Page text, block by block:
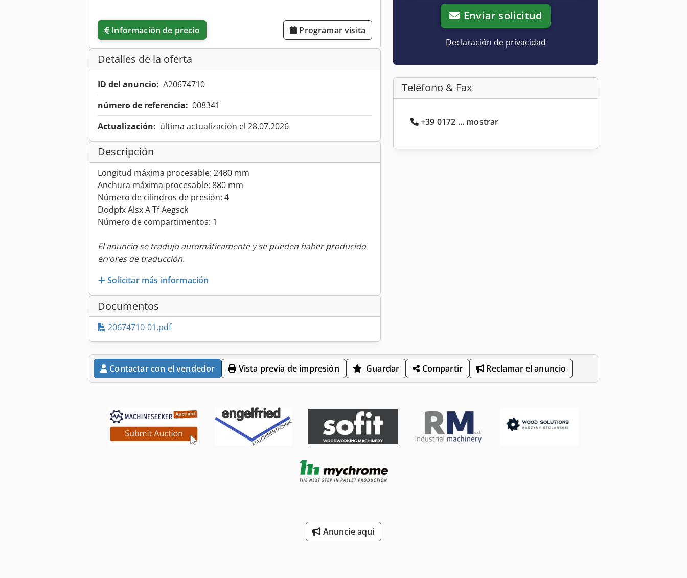
Información de precio Programar visita
Detalles de la oferta
ID del anuncio: A20674710
número de referencia: 008341
Actualización: última actualización el 28.07.2026
Descripción
Longitud máxima procesable: 2480 mm
Anchura máxima procesable: 880 mm
Número de cilindros de presión: 4
Dodpfx Alsx A Tf Aegsck
Número de compartimentos: 1
El anuncio se tradujo automáticamente y se pueden haber producido
errores de traducción.
Solicitar más información
Documentos
20674710-01.pdf
Enviar solicitud
Declaración de privacidad
Teléfono & Fax
+39 0172 ... mostrar
Contactar con el vendedor Vista previa de impresión Guardar Compartir Reclamar el anuncio
Anuncie aquí